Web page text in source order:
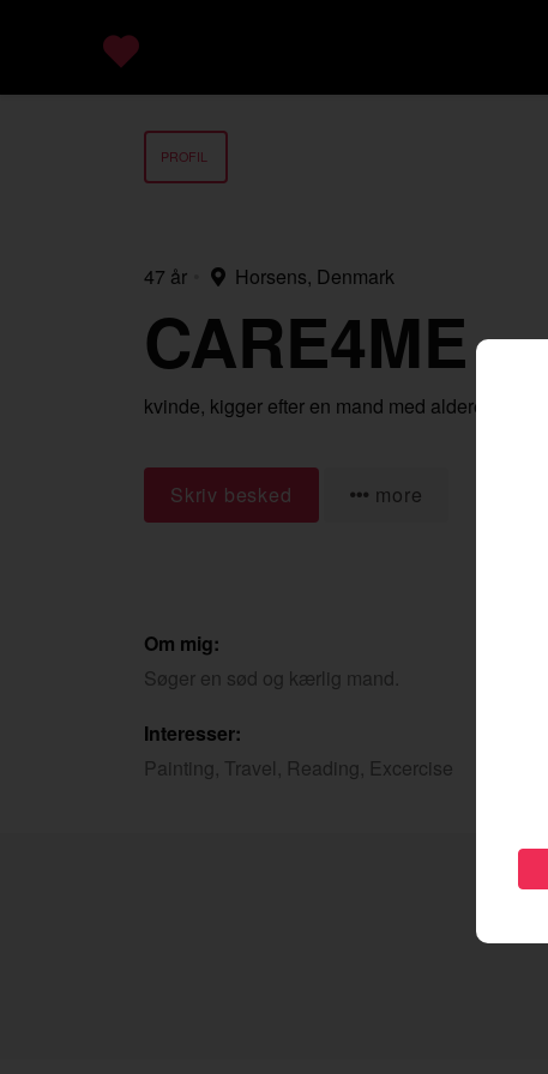
PROFIL
47 år Horsens, Denmark
CARE4ME
kvinde, kigger efter en mand med alderen 18-99
Skriv besked more
Om mig:
Søger en sød og kærlig mand.
Interesser:
Painting, Travel, Reading, Excercise